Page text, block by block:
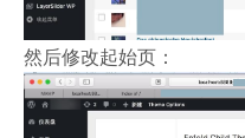
然后修改起始页：